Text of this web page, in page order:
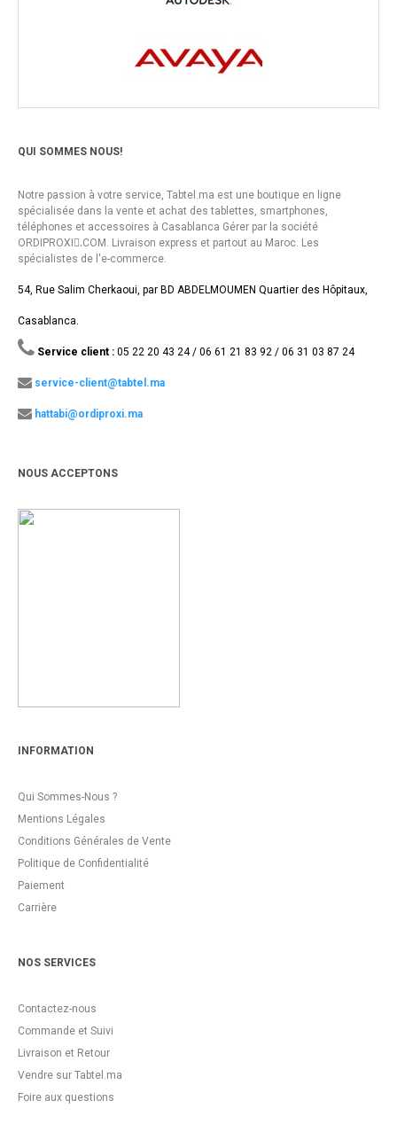
QUI SOMMES NOUS!
Notre passion à votre service, Tabtel.ma est une boutique en ligne
spécialisée dans la vente et achat des tablettes, smartphones,
téléphones et accessoires à Casablanca Gérer par la société
ORDIPROXI.ِCOM. Livraison express et partout au Maroc. Les
spécialistes de l'e-commerce.
54, Rue Salim Cherkaoui, par BD ABDELMOUMEN Quartier des Hôpitaux,
Casablanca.
Service client : 05 22 20 43 24 / 06 61 21 83 92 / 06 31 03 87 24
service-client@tabtel.ma
hattabi@ordiproxi.ma
NOUS ACCEPTONS
INFORMATION
Qui Sommes-Nous ?
Mentions Légales
Conditions Générales de Vente
Politique de Confidentialité
Paiement
Carrière
NOS SERVICES
Contactez-nous
Commande et Suivi
Livraison et Retour
Vendre sur Tabtel.ma
Foire aux questions